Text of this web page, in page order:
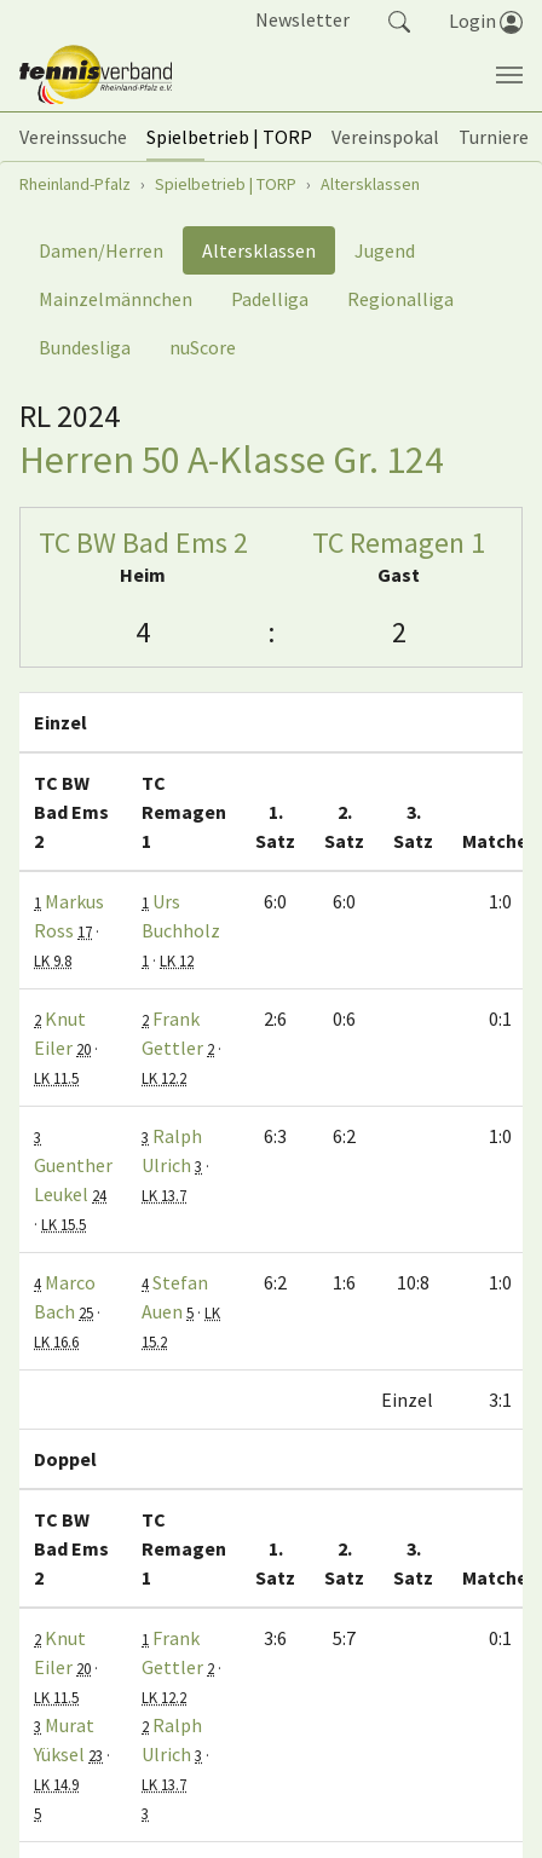
Newsletter Login
Vereinssuche Spielbetrieb | TORP Vereinspokal
Turniere
Sie sind hier:
Rheinland-Pfalz Spielbetrieb | TORP Altersklassen
Damen/Herren Altersklassen
Jugend
Mainzelmännchen
Padelliga
Regionalliga
Bundesliga
nuScore
RL 2024
Herren 50 A-Klasse Gr. 124
TC BW Bad Ems 2
Heim
TC Remagen 1
Gast
4 : 2
Einzel
TC BW
Bad Ems
2
TC
Remagen
1
1.
Satz
2.
Satz
3.
Satz
Matches
1 Markus
Ross 17 ·
LK 9.8
1 Urs
Buchholz
1 · LK 12
6:0 6:0 1:0
2 Knut
Eiler 20 ·
LK 11.5
2 Frank
Gettler 2 ·
LK 12.2
2:6 0:6 0:1
3
Guenther
Leukel 24
· LK 15.5
3 Ralph
Ulrich 3 ·
LK 13.7
6:3 6:2 1:0
4 Marco
Bach 25 ·
LK 16.6
4Stefan
Auen 5 · LK
15.2
6:2 1:6 10:8 1:0
Einzel 3:1
Doppel
TC BW
Bad Ems
2
TC
Remagen
1
1.
Satz
2.
Satz
3.
Satz
Matches
2 Knut
Eiler 20 ·
LK 11.5
3 Murat
Yüksel 23 ·
LK 14.9
5
1 Frank
Gettler 2 ·
LK 12.2
2 Ralph
Ulrich 3 ·
LK 13.7
3
3:6 5:7 0:1